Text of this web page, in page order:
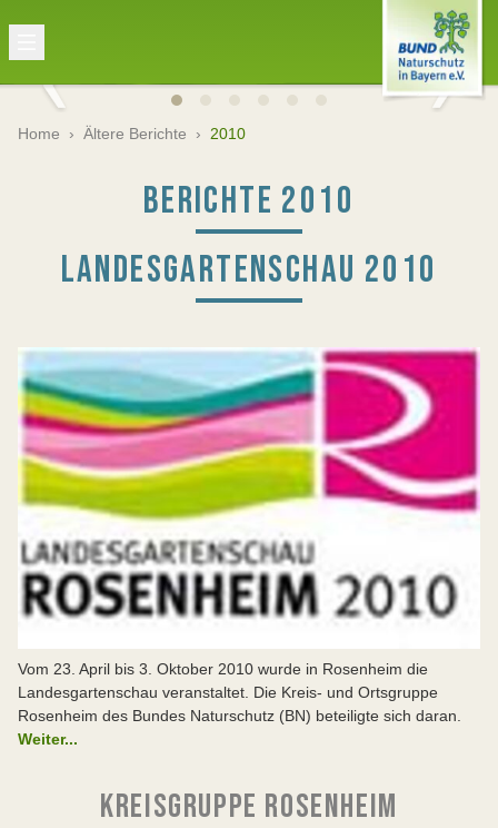
Home › Ältere Berichte › 2010
BERICHTE 2010
LANDESGARTENSCHAU 2010
Vom 23. April bis 3. Oktober 2010 wurde in Rosenheim die
Landesgartenschau veranstaltet. Die Kreis- und Ortsgruppe
Rosenheim des Bundes Naturschutz (BN) beteiligte sich daran.
Weiter...
KREISGRUPPE ROSENHEIM